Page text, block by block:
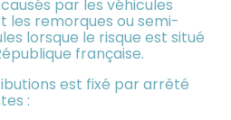
par les véhicules
remorques ou semi-
lorsque le risque est situé
française.
est fixé par arrêté
: